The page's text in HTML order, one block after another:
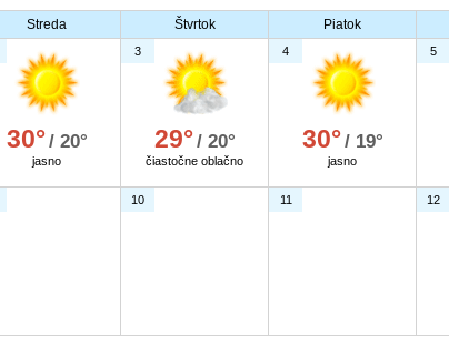
Streda Štvrtok Piatok
30°/ 20°
jasno
3
29°/ 20°
čiastočne oblačno
4
30°/ 19°
jasno
5
10 11 12